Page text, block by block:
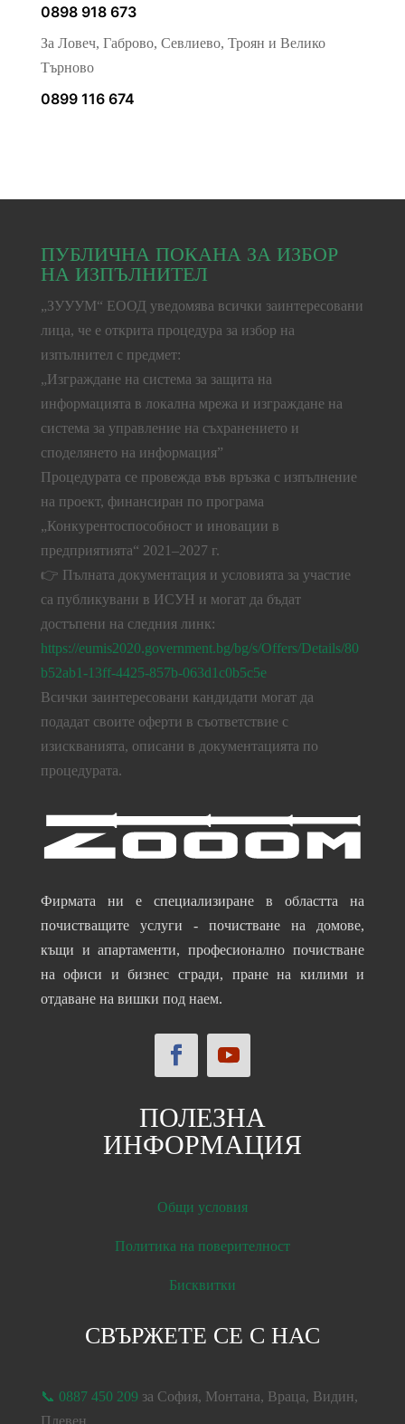
0898 918 673
За Ловеч, Габрово, Севлиево, Троян и Велико
Търново
0899 116 674
ПУБЛИЧНА ПОКАНА ЗА ИЗБОР
НА ИЗПЪЛНИТЕЛ
„ЗУУУМ“ ЕООД уведомява всички заинтересовани
лица, че е открита процедура за избор на
изпълнител с предмет:
„Изграждане на система за защита на
информацията в локална мрежа и изграждане на
система за управление на съхранението и
споделянето на информация”
Процедурата се провежда във връзка с изпълнение
на проект, финансиран по програма
„Конкурентоспособност и иновации в
предприятията“ 2021–2027 г.
👉 Пълната документация и условията за участие
са публикувани в ИСУН и могат да бъдат
достъпени на следния линк:
https://eumis2020.government.bg/bg/s/Offers/Details/80
b52ab1-13ff-4425-857b-063d1c0b5c5e
Всички заинтересовани кандидати могат да
подадат своите оферти в съответствие с
изискванията, описани в документацията по
процедурата.
Фирмата ни е специализиране в областта на
почистващите услуги - почистване на домове,
къщи и апартаменти, професионално почистване
на офиси и бизнес сгради, пране на килими и
отдаване на вишки под наем.
ПОЛЕЗНА
ИНФОРМАЦИЯ
Общи условия
Политика на поверителност
Бисквитки
СВЪРЖЕТЕ СЕ С НАС
📞 0887 450 209за София, Монтана, Враца, Видин,
Плевен